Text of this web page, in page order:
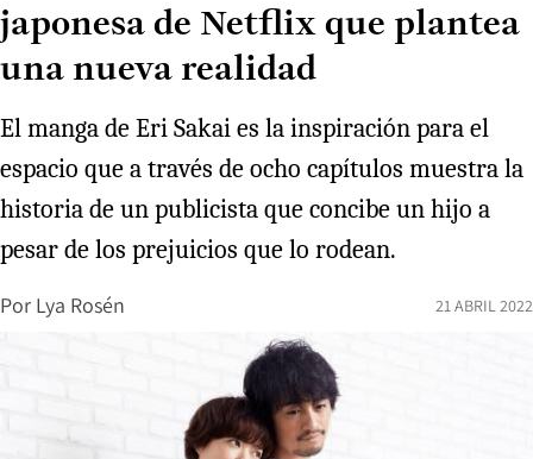
japonesa de Netflix que plantea
una nueva realidad
El manga de Eri Sakai es la inspiración para el
espacio que a través de ocho capítulos muestra la
historia de un publicista que concibe un hijo a
pesar de los prejuicios que lo rodean.
Por Lya Rosén 21 ABRIL 2022